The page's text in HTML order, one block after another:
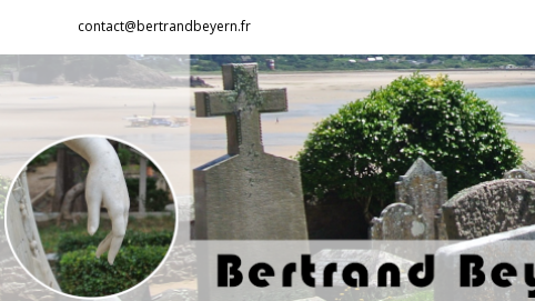
contenu
contact@bertrandbeyern.fr